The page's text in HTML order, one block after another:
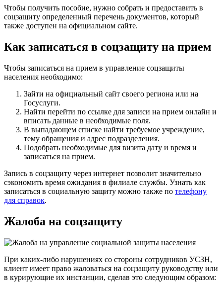
Чтобы получить пособие, нужно собрать и предоставить в
соцзащиту определенный перечень документов, который
также доступен на официальном сайте.
Как записаться в соцзащиту на прием
Чтобы записаться на прием в управление соцзащиты
населения необходимо:
Зайти на официальный сайт своего региона или на
Госуслуги.
Найти перейти по ссылке для записи на прием онлайн и
вписать данные в необходимые поля.
В выпадающем списке найти требуемое учреждение,
тему обращения и адрес подразделения.
Подобрать необходимые для визита дату и время и
записаться на прием.
Запись в соцзащиту через интернет позволит значительно
сэкономить время ожидания в филиале службы. Узнать как
записаться в социальную защиту можно также по телефону
для справок.
Жалоба на соцзащиту
При каких-либо нарушениях со стороны сотрудников УСЗН,
клиент имеет право жаловаться на соцзащиту руководству или
в курирующие их инстанции, сделав это следующим образом: